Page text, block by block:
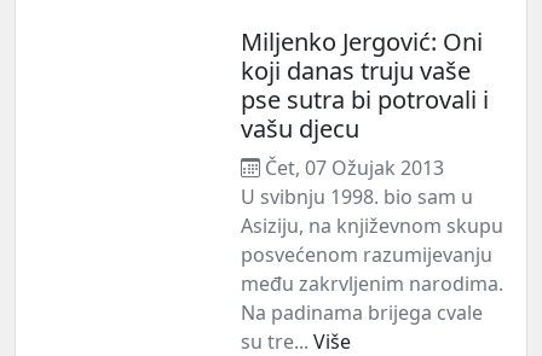
Miljenko Jergović: Oni
koji danas truju vaše
pse sutra bi potrovali i
vašu djecu
Čet, 07 Ožujak 2013
U svibnju 1998. bio sam u
Asiziju, na književnom skupu
posvećenom razumijevanju
među zakrvljenim narodima.
Na padinama brijega cvale
su tre... Više